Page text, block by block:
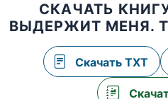
СКАЧАТЬ
ВЫДЕРЖИТ МЕНЯ.
Скачать TXT